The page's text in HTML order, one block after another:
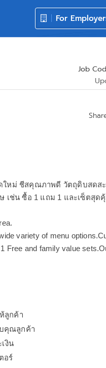
For
Job
ใหม่ ชีสคุณภาพดี วัตถุดิบสดส
เช่น ซื้อ 1 แถม 1 และเซ็ตสุด
variety of menu
Free and family value
ลูกค้า
คุณลูกค้า
งิน
อร์